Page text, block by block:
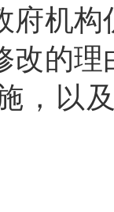
府机
改的
，以